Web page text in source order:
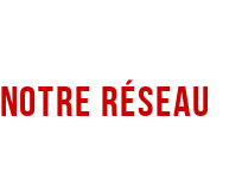
NOTRE RÉSEAU